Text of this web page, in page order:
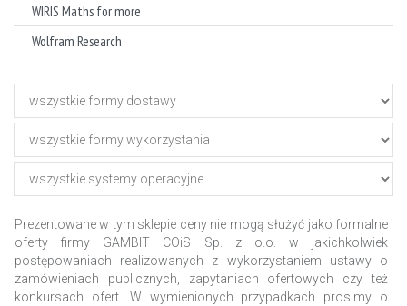
WIRIS Maths for more
Wolfram Research
Prezentowane w tym sklepie ceny nie mogą służyć jako formalne
oferty firmy GAMBIT COiS Sp. z o.o. w jakichkolwiek
postępowaniach realizowanych z wykorzystaniem ustawy o
zamówieniach publicznych, zapytaniach ofertowych czy też
konkursach ofert. W wymienionych przypadkach prosimy o